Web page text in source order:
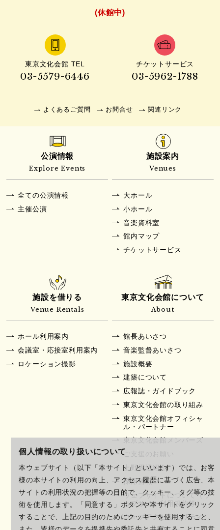
個人情報の取り扱いについて
本ウェブサイト（以下「本サイト」といいます）では、お客
様の本サイトの利用の向上、アクセス履歴に基づく広告、本
サイトの利用状況の把握等の目的で、クッキー、タグ等の技
術を使用します。「同意する」ボタンや本サイトをクリック
することで、上記の目的のためにクッキーを使用すること、
(休館中)
東京文化会館 TEL
03-5579-6446
チケットサービス
03-5962-1788
よくあるご質問 お問合せ 関連リンク
公演情報
Explore Events
全ての公演情報
主催公演
施設案内
Venues
大ホール
小ホール
音楽資料室
館内マップ
チケットサービス
施設を借りる
Venue Rentals
ホール利用案内
会議室・応接室利用案内
ロケーション撮影
東京文化会館について
About
館長あいさつ
音楽監督あいさつ
施設概要
建築について
広報誌・ガイドブック
東京文化会館の取り組み
東京文化会館オフィシャ
ル・パートナー
東京文化会館メンバーズ
ご支援のお願い
上野周辺紹介
採用情報
ウェブサイトについて（ウ
ェブサイト利用規約等）
ウェブアクセシビリティ